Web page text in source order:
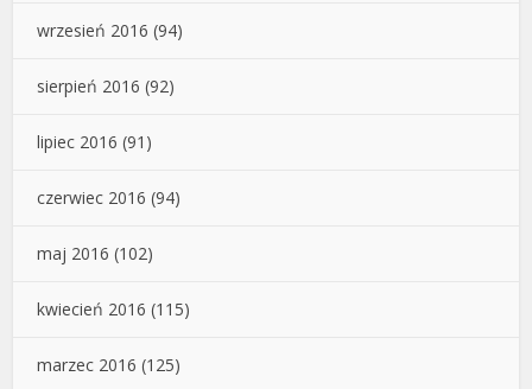
wrzesień 2016 (94)
sierpień 2016 (92)
lipiec 2016 (91)
czerwiec 2016 (94)
maj 2016 (102)
kwiecień 2016 (115)
marzec 2016 (125)